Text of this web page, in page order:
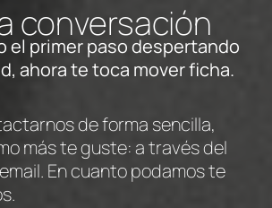
conversación
el primer paso despertando
ahora te toca mover ficha.
de forma sencilla,
más te guste: a través del
En cuanto podamos te